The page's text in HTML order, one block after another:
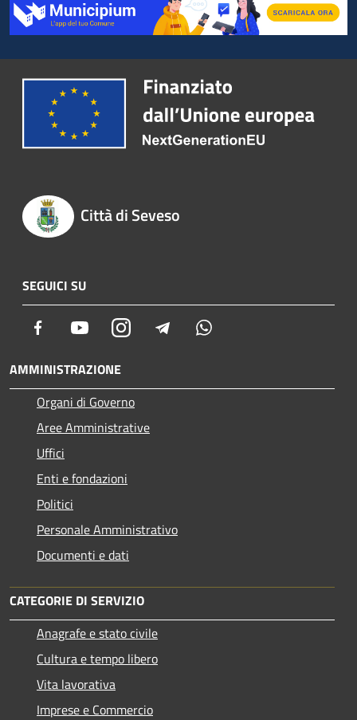
Città di Seveso
SEGUICI SU
Facebook YoutubeInstagram Telegram
AMMINISTRAZIONE
Organi di Governo
Aree Amministrative
Uffici
Enti e fondazioni
Politici
Personale Amministrativo
Documenti e dati
CATEGORIE DI SERVIZIO
Anagrafe e stato civile
Cultura e tempo libero
Vita lavorativa
Imprese e Commercio